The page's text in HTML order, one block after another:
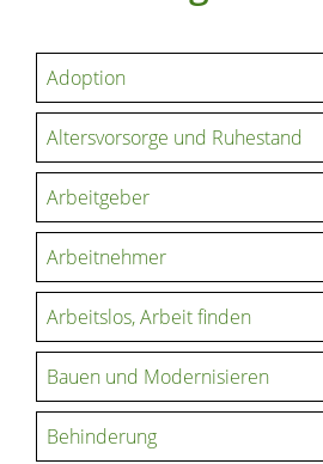
Adoption
Altersvorsorge und Ruhestand
Arbeitgeber
Arbeitnehmer
Arbeitslos, Arbeit finden
Bauen und Modernisieren
Behinderung